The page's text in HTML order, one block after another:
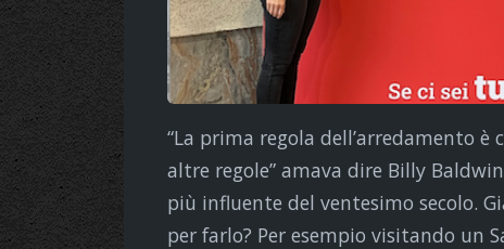
“La prima regola dell’arredamento
altre regole” amava dire Billy
più influente del ventesimo secolo.
per farlo? Per esempio visitando un